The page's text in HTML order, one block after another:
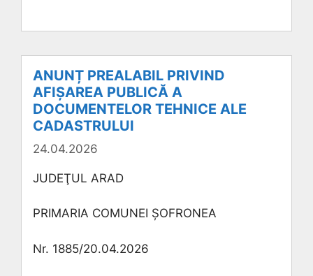
ANUNȚ PREALABIL PRIVIND
AFIȘAREA PUBLICĂ A
DOCUMENTELOR TEHNICE ALE
CADASTRULUI
24.04.2026
JUDEŢUL ARAD
PRIMARIA COMUNEI ŞOFRONEA
Nr. 1885/20.04.2026